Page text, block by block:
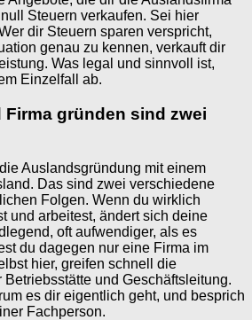
Steuern verkaufen. Sei hier
dir Steuern sparen verspricht,
genau zu kennen, verkauft dir
Was legal und sinnvoll ist,
Einzelfall ab.
gründen sind zwei
Auslandsgründung mit einem
Das sind zwei verschiedene
Folgen. Wenn du wirklich
und arbeitest, ändert sich deine
oft aufwendiger, als es
du dagegen nur eine Firma im
hier, greifen schnell die
und Geschäftsleitung.
es dir eigentlich geht, und besprich
Fachperson.